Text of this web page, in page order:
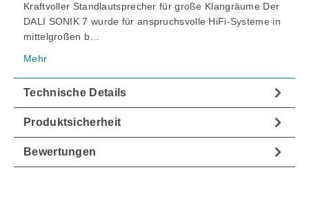
Kraftvoller Standlautsprecher für große Klangräume Der
DALI SONIK 7 wurde für anspruchsvolle HiFi-Systeme in
mittelgroßen b…
Mehr
Technische Details
Produktsicherheit
Bewertungen